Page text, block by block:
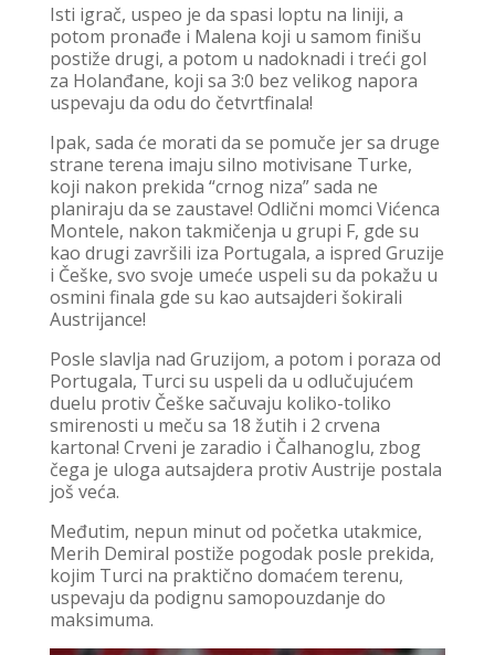
Isti igrač, uspeo je da spasi loptu na liniji, a
potom pronađe i Malena koji u samom finišu
postiže drugi, a potom u nadoknadi i treći gol
za Holanđane, koji sa 3:0 bez velikog napora
uspevaju da odu do četvrtfinala!
Ipak, sada će morati da se pomuče jer sa druge
strane terena imaju silno motivisane Turke,
koji nakon prekida “crnog niza” sada ne
planiraju da se zaustave! Odlični momci Vićenca
Montele, nakon takmičenja u grupi F, gde su
kao drugi završili iza Portugala, a ispred Gruzije
i Češke, svo svoje umeće uspeli su da pokažu u
osmini finala gde su kao autsajderi šokirali
Austrijance!
Posle slavlja nad Gruzijom, a potom i poraza od
Portugala, Turci su uspeli da u odlučujućem
duelu protiv Češke sačuvaju koliko-toliko
smirenosti u meču sa 18 žutih i 2 crvena
kartona! Crveni je zaradio i Čalhanoglu, zbog
čega je uloga autsajdera protiv Austrije postala
još veća.
Međutim, nepun minut od početka utakmice,
Merih Demiral postiže pogodak posle prekida,
kojim Turci na praktično domaćem terenu,
uspevaju da podignu samopouzdanje do
maksimuma.